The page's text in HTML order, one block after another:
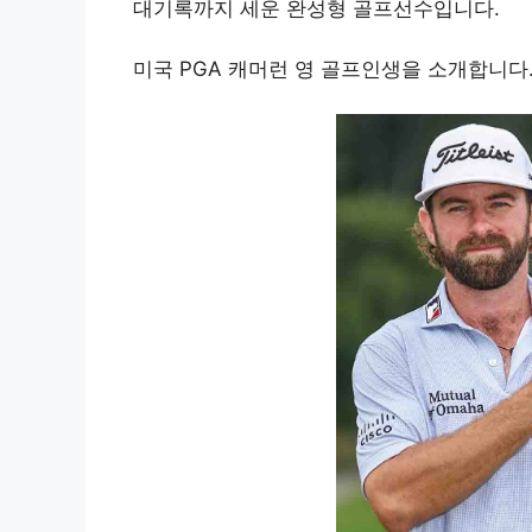
대기록까지 세운 완성형 골프선수입니다.
미국 PGA 캐머런 영 골프인생을 소개합니